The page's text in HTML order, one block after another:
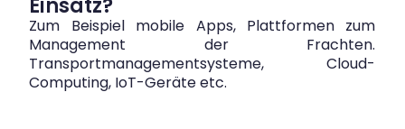
Einsatz?
Zum Beispiel mobile Apps, Plattformen zum
Management der Frachten.
Transportmanagementsysteme, Cloud-
Computing, IoT-Geräte etc.